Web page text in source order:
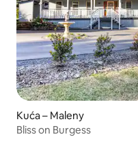
Kuća – Maleny
Bliss on Burgess